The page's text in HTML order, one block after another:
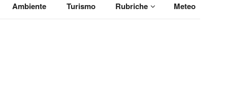
Ambiente Turismo Rubriche Meteo